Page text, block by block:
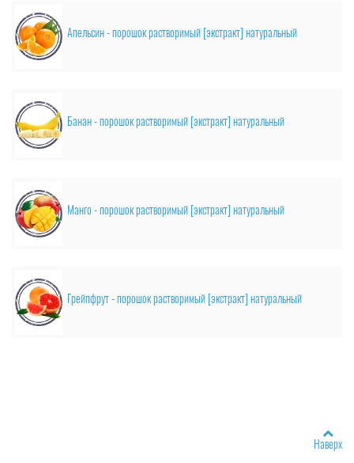
Апельсин - порошок растворимый [экстракт] натуральный
Банан - порошок растворимый [экстракт] натуральный
Манго - порошок растворимый [экстракт] натуральный
Грейпфрут - порошок растворимый [экстракт] натуральный
Наверх